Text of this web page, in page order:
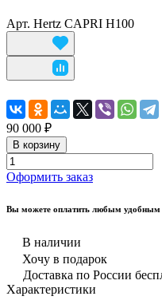
Арт. Hertz CAPRI H100
90 000 ₽
В корзину
Оформить заказ
Вы можете оплатить любым удобным
В наличии
Хочу в подарок
Доставка по России
Характеристики